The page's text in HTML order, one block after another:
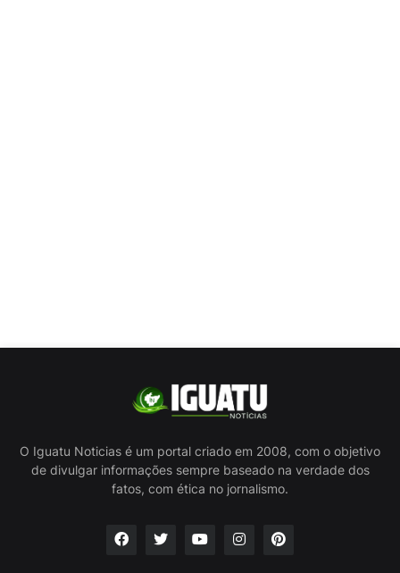
O Iguatu Noticias é um portal criado em 2008, com o objetivo
de divulgar informações sempre baseado na verdade dos
fatos, com ética no jornalismo.